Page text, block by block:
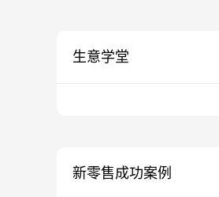
生意学堂
新零售成功案例